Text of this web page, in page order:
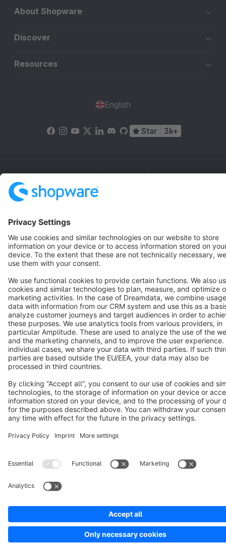
About Shopware
Discover
Resources
English
Star 3k+
Cookie settings
Notice: * All prices are quoted net of the statutory value-added tax